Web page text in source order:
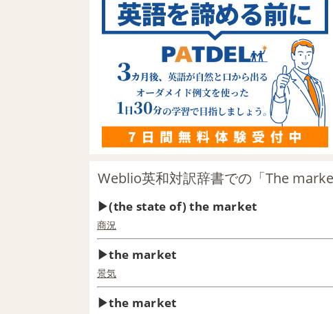
Weblio英和対訳辞書での「The
(the state of) the market
商況
the market
景気
the market